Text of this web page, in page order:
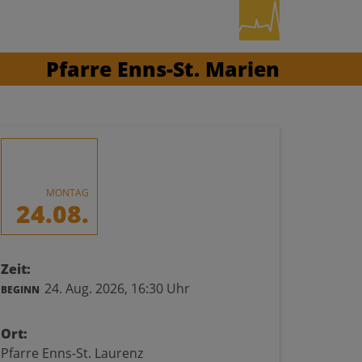
Pfarre Enns-St. Marien
MONTAG
24.08.
Zeit:
BEGINN 24. Aug. 2026, 16:30 Uhr
Ort:
Pfarre Enns-St. Laurenz